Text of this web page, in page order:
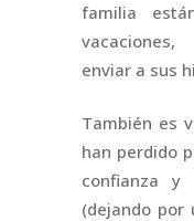
familia
enviar a sus
También es
han perdido
confianza y
(dejando por